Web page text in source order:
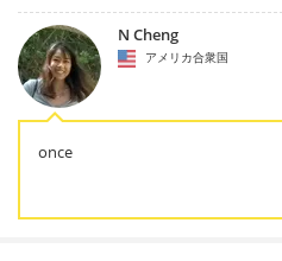
N Cheng
アメリカ合衆国
once